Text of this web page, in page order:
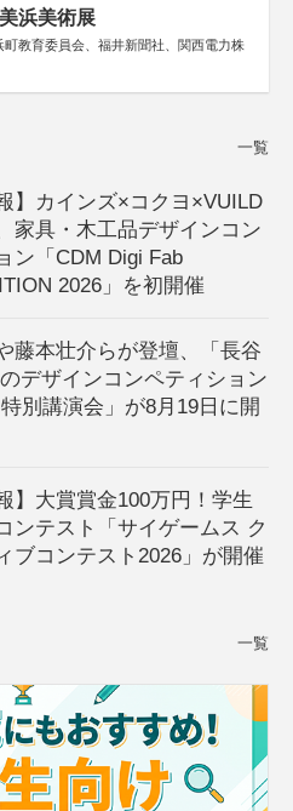
浜美術展
教育委員会、福井新聞社、関西電力株
一覧
】カインズ×コクヨ×VUILD
家具・木工品デザインコン
ン「CDM Digi Fab
2026」を初開催
藤本壮介らが登壇、「長谷
デザインコンペティション
別講演会」が8月19日に開
】大賞賞金100万円！学生
ンテスト「サイゲームス ク
ブコンテスト2026」が開催
一覧